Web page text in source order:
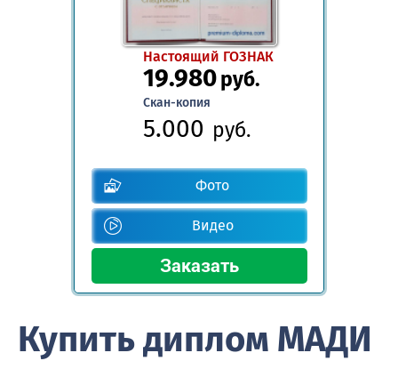
Настоящий ГОЗНАК
19.980руб.
Скан-копия
5.000 руб.
Фото
Видео
Купить диплом МАДИ